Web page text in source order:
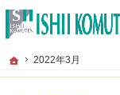
ホーム
2022年3月
プロの目線からご提案。
東京都府中市の新築・注